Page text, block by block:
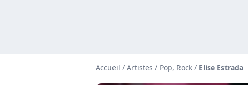
Accueil / Artistes / Pop, Rock / Elise Estrada